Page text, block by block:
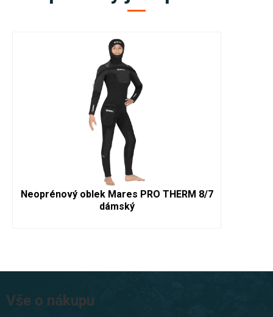
Neoprénový oblek Mares PRO THERM 8/7
dámský
áVše o nákupu